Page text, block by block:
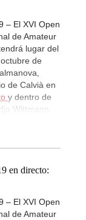
– El XVI Open
de Amateur
lugar del
de
de Calvià en
y dentro de
Wittmann
en directo:
– El XVI Open
de Amateur